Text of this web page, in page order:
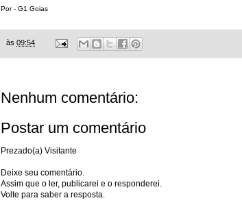
Por - G1 Goias
às 09:54
Nenhum comentário:
Postar um comentário
Prezado(a) Visitante
Deixe seu comentário.
Assim que o ler, publicarei e o responderei.
Volte para saber a resposta.